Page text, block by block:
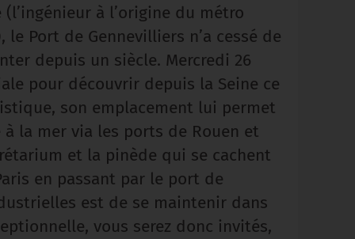
à l’origine du métro
le Port de Gennevilliers n’a cessé de
depuis un siècle. Mercredi 26
pour découvrir depuis la Seine ce
son emplacement lui permet
la mer via les ports de Rouen et
et la pinède qui se cachent
en passant par le port de
est de se maintenir dans
vous serez donc invités,